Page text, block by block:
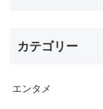
カテゴリー
エンタメ